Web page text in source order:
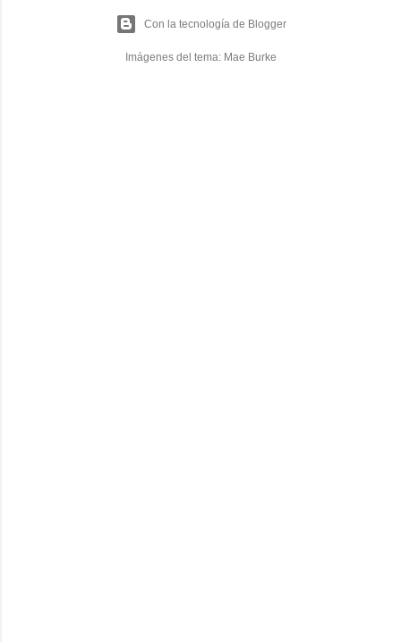
Con la tecnología de Blogger
Imágenes del tema: Mae Burke